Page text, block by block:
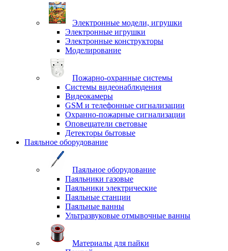
Электронные модели, игрушки
Электронные игрушки
Электронные конструкторы
Моделирование
Пожарно-охранные системы
Системы видеонаблюдения
Видеокамеры
GSM и телефонные сигнализации
Охранно-пожарные сигнализации
Оповещатели световые
Детекторы бытовые
Паяльное оборудование
Паяльное оборудование
Паяльники газовые
Паяльники электрические
Паяльные станции
Паяльные ванны
Ультразвуковые отмывочные ванны
Материалы для пайки